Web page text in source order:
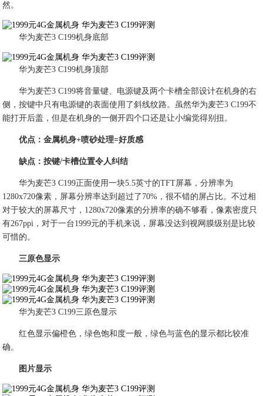
然。
华为麦芒3 C199机身底部
华为麦芒3 C199机身顶部
华为麦芒3 C199将音量键、电源键及两个卡槽全部设计在机身的右
侧，按键中只有电源键的表面使用了斜线纹路。虽然华为麦芒3 C199不
能打开后盖，但是在机身的一侧开四个口还是让小编觉得别扭。
优点：金属机身+喷砂处理=好质感
缺点：按键/卡槽位置令人纠结
华为麦芒3 C199正面使用一块5.5英寸的TFT屏幕，分辨率为
1280x720像素，屏幕分辨率达到超过了70%，很不错的屏占比。不过相
对于较大的屏幕尺寸，1280x720像素的分辨率的确不够看，像素密度只
有267ppi，对于一台1999元的手机来说，屏幕没达到视网膜级别是比较
可惜的。
三原色显示
华为麦芒3 C199三原色显示
红色显示偏橙色，绿色饱和度一般，绿色与蓝色的显示都比较准
确。
图片显示